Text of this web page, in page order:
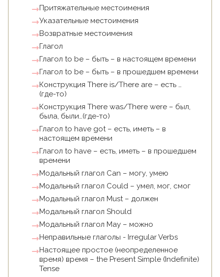
Притяжательные местоимения
Указательные местоимения
Возвратные местоимения
Глагол
Глагол to be – быть – в настоящем времени
Глагол to be – быть – в прошедшем времени
Конструкция There is/There are – есть …
(где-то)
Конструкция There was/There were – был,
была, были…(где-то)
Глагол to have got – есть, иметь – в
настоящем времени
Глагол to have – есть, иметь – в прошедшем
времени
Модальный глагол Can – могу, умею
Модальный глагол Could – умел, мог, смог
Модальный глагол Must – должен
Модальный глагол Should
Модальный глагол May – можно
Неправильные глаголы - Irregular Verbs
Настоящее простое (неопределенное
время) время – the Present Simple (Indefinite)
Tense